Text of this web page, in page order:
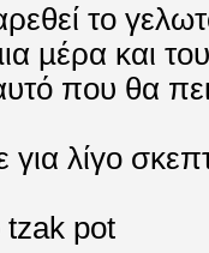
το
µέρα και
που θα
λίγο
tzak pot